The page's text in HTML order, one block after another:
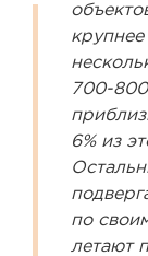
700-
6% из
по
летают